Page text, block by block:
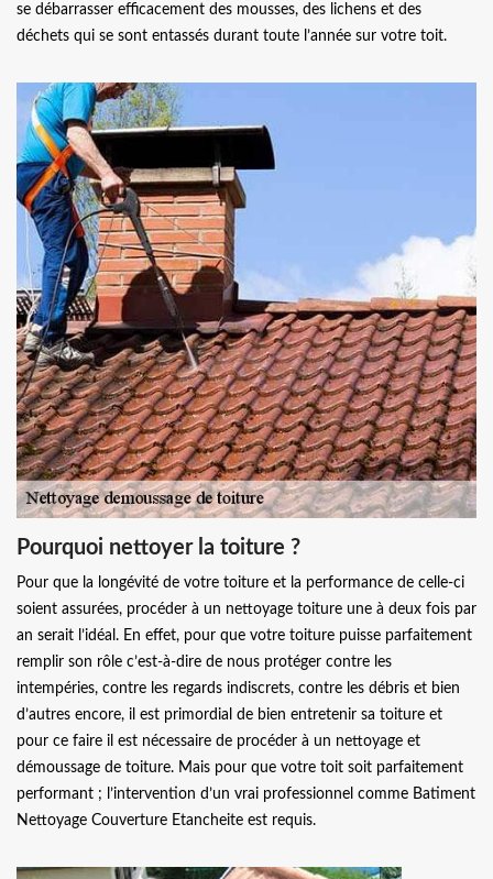
se débarrasser efficacement des mousses, des lichens et des
déchets qui se sont entassés durant toute l’année sur votre toit.
Pourquoi nettoyer la toiture ?
Pour que la longévité de votre toiture et la performance de celle-ci
soient assurées, procéder à un nettoyage toiture une à deux fois par
an serait l’idéal. En effet, pour que votre toiture puisse parfaitement
remplir son rôle c’est-à-dire de nous protéger contre les
intempéries, contre les regards indiscrets, contre les débris et bien
d’autres encore, il est primordial de bien entretenir sa toiture et
pour ce faire il est nécessaire de procéder à un nettoyage et
démoussage de toiture. Mais pour que votre toit soit parfaitement
performant ; l’intervention d’un vrai professionnel comme Batiment
Nettoyage Couverture Etancheite est requis.